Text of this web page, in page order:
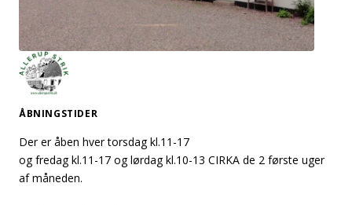
ÅBNINGSTIDER
Der er åben hver torsdag kl.11-17
og fredag kl.11-17 og lørdag kl.10-13 CIRKA de 2 første uger
af måneden.